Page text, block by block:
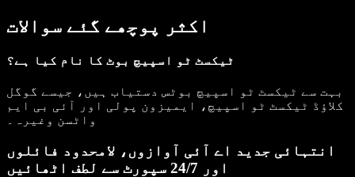
اکثر پوچھے گئے سوالات
ٹیکسٹ ٹو اسپیچ بوٹ کا نام کیا ہے؟
بہت سے ٹیکسٹ ٹو اسپیچ بوٹس دستیاب ہیں، جیسے گوگل
کلاؤڈ ٹیکسٹ ٹو اسپیچ، ایمیزون پولی اور آئی بی ایم
واٹسن وغیرہ۔
انتہائی جدید اے آئی آوازوں، لامحدود فائلوں
اور 24/7 سپورٹ سے لطف اٹھائیں